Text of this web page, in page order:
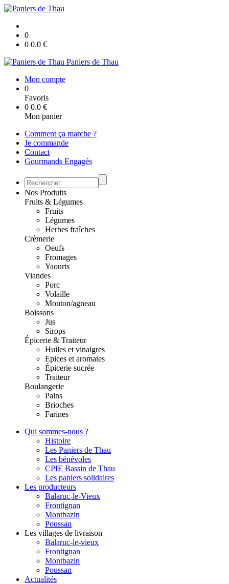
0
0 0.0 €
Paniers de Thau
Mon compte
0
Favoris
0 0.0 €
Mon panier
Comment ça marche ?
Je commande
Contact
Gourmands Engagés
Nos Produits
Fruits & Légumes
Fruits
Légumes
Herbes fraîches
Crèmerie
Oeufs
Fromages
Yaourts
Viandes
Porc
Volaille
Mouton/agneau
Boissons
Jus
Sirops
Épicerie & Traiteur
Huiles et vinaigres
Epices et aromates
Épicerie sucrée
Traiteur
Boulangerie
Pains
Brioches
Farines
Qui sommes-nous ?
Histoire
Les Paniers de Thau
Les bénévoles
CPIE Bassin de Thau
Les paniers solidaires
Les producteurs
Balaruc-le-Vieux
Frontignan
Montbazin
Poussan
Les villages de livraison
Balaruc-le-vieux
Frontignan
Montbazin
Poussan
Actualités